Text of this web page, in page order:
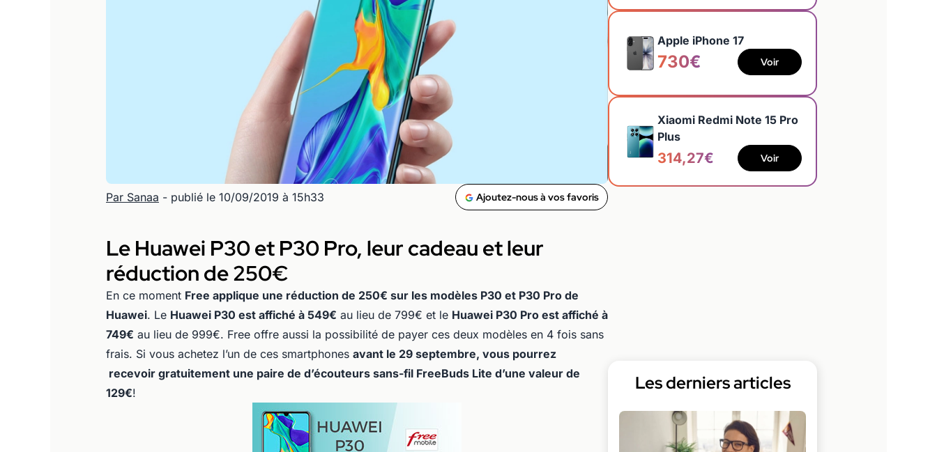
Par Sanaa - publié le 10/09/2019 à 15h33 Ajoutez-nous à vos favoris
Le Huawei P30 et P30 Pro, leur cadeau et leur
réduction de 250€
En ce moment Free applique une réduction de 250€ sur les modèles P30 et P30 Pro de
Huawei. Le Huawei P30 est affiché à 549€ au lieu de 799€ et le Huawei P30 Pro est affiché à
749€ au lieu de 999€. Free offre aussi la possibilité de payer ces deux modèles en 4 fois sans
frais. Si vous achetez l’un de ces smartphones avant le 29 septembre, vous pourrez
recevoir gratuitement une paire de d’écouteurs sans-fil FreeBuds Lite d’une valeur de
129€!
Apple iPhone 17
730€ Voir
Xiaomi Redmi Note 15 Pro
Plus
314,27€ Voir
Les derniers articles